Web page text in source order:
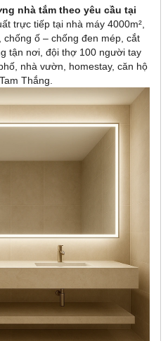
nhà tắm theo yêu cầu tại
trực tiếp tại nhà máy 4000m²,
ố – chống đen mép, cắt
tận nơi, đội thợ 100 người tay
nhà vườn, homestay, căn hộ
Thắng.